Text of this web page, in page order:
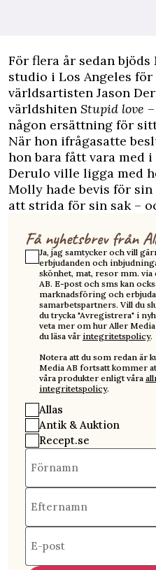
För flera år sedan
studio i Los Angeles för
världsartisten Jason
världshiten Stupid love
någon ersättning för
När hon ifrågasatte
hon bara fått vara med
Derulo ville ligga med
Molly hade bevis för
att strida för sin sak –
Få nyhetsbrev från
Ja, jag samtycker och vill
erbjudanden och
skönhet, mat, resor mm.
AB. E-post och sms kan
marknadsföring och
samarbetspartners. Vill du
du trycka "Avregistrera" i
veta mer om hur Aller
du läsa vår integritetspolicy.
Notera att du som redan är
Media AB fortsatt kommer
våra produkter enligt våra
integritetspolicy.
Allas
Antik & Auktion
Recept.se
Förnamn
Efternamn
E-post